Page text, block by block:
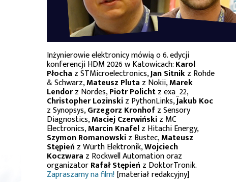
Inżynierowie elektronicy mówią o 6. edycji
konferencji HDM 2026 w Katowicach:Karol
Płocha z STMicroelectronics,Jan Sitnikz Rohde
& Schwarz,Mateusz Pluta z Nokii,Marek
Lendorz Nordes,Piotr Polichtz exa_22,
Christopher Lozinskiz PythonLinks,Jakub Koc
z Synopsys,Grzegorz Kronhofz Sensory
Diagnostics,Maciej Czerwińskiz MC
Electronics,Marcin Knafelz Hitachi Energy,
Szymon Romanowskiz Bustec,Mateusz
Stępień z Würth Elektronik,Wojciech
Koczwara z Rockwell Automation oraz
organizatorRafał Stępień z DoktorTronik.
Zapraszamy na film![materiał redakcyjny]